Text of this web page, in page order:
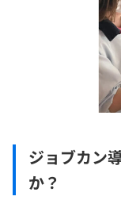
ジョブカン
か？